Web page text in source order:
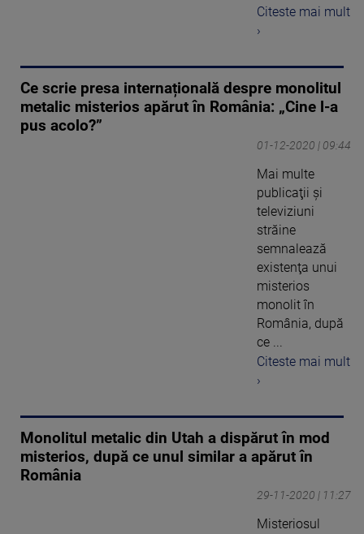
Citeste mai mult
›
Ce scrie presa internațională despre monolitul
metalic misterios apărut în România: „Cine l-a
pus acolo?”
01-12-2020 | 09:44
Mai multe
publicaţii şi
televiziuni
străine
semnalează
existenţa unui
misterios
monolit în
România, după
ce ...
Citeste mai mult
›
Monolitul metalic din Utah a dispărut în mod
misterios, după ce unul similar a apărut în
România
29-11-2020 | 11:27
Misteriosul